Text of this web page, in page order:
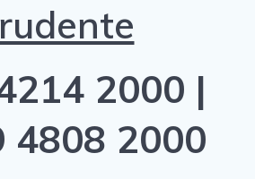
2000 |
4808 2000